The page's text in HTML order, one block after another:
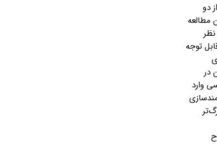
دو
مطالعه
توجه
در
وارد